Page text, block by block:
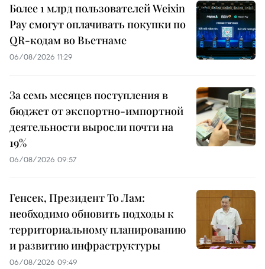
Более 1 млрд пользователей Weixin
Pay смогут оплачивать покупки по
QR-кодам во Вьетнаме
06/08/2026 11:29
За семь месяцев поступления в
бюджет от экспортно-импортной
деятельности выросли почти на
19%
06/08/2026 09:57
Генсек, Президент То Лам:
необходимо обновить подходы к
территориальному планированию
и развитию инфраструктуры
06/08/2026 09:49